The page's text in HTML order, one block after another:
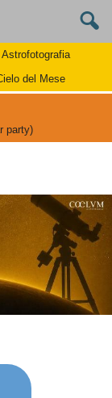
Astrofotografia
del Mese
party)